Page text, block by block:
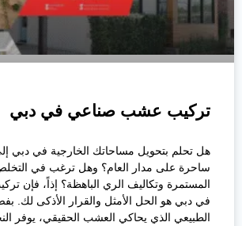
تركيب عشب صناعي في دبي
هل تحلم بتحويل مساحاتك الخارجية في دبي
ساحرة على مدار العام؟ وهل ترغب في
المستمرة وتكاليف الري الباهظة؟ إذاً، فإن
في دبي هو الحل الأمثل والقرار الأذكى لك.
الطبيعي الذي يحاكي العشب الحقيقي، يوفر